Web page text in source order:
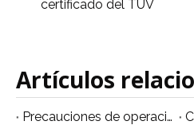
Andamio de aluminio
Artículos
Precauciones de operación de seguridad de andamios de aleación de aluminio